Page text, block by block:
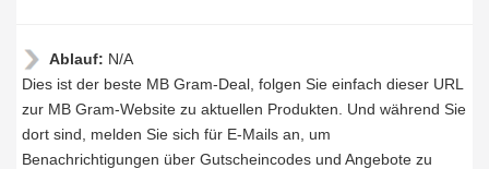
Ablauf: N/A
Dies ist der beste MB Gram-Deal, folgen Sie einfach dieser URL
zur MB Gram-Website zu aktuellen Produkten. Und während Sie
dort sind, melden Sie sich für E-Mails an, um
Benachrichtigungen über Gutscheincodes und Angebote zu